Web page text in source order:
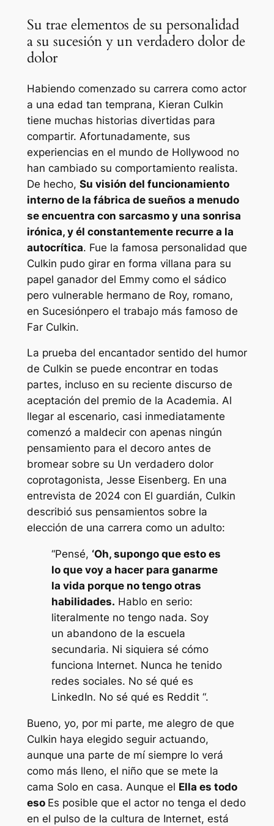
Su trae elementos de su personalidad
a su sucesión y un verdadero dolor de
dolor
Habiendo comenzado su carrera como actor
a una edad tan temprana, Kieran Culkin
tiene muchas historias divertidas para
compartir. Afortunadamente, sus
experiencias en el mundo de Hollywood no
han cambiado su comportamiento realista.
De hecho, Su visión del funcionamiento
interno de la fábrica de sueños a menudo
se encuentra con sarcasmo y una sonrisa
irónica, y él constantemente recurre a la
autocrítica. Fue la famosa personalidad que
Culkin pudo girar en forma villana para su
papel ganador del Emmy como el sádico
pero vulnerable hermano de Roy, romano,
en Sucesiónpero el trabajo más famoso de
Far Culkin.
La prueba del encantador sentido del humor
de Culkin se puede encontrar en todas
partes, incluso en su reciente discurso de
aceptación del premio de la Academia. Al
llegar al escenario, casi inmediatamente
comenzó a maldecir con apenas ningún
pensamiento para el decoro antes de
bromear sobre su Un verdadero dolor
coprotagonista, Jesse Eisenberg. En una
entrevista de 2024 con El guardián, Culkin
describió sus pensamientos sobre la
elección de una carrera como un adulto:
“Pensé, ‘Oh, supongo que esto es
lo que voy a hacer para ganarme
la vida porque no tengo otras
habilidades. Hablo en serio:
literalmente no tengo nada. Soy
un abandono de la escuela
secundaria. Ni siquiera sé cómo
funciona Internet. Nunca he tenido
redes sociales. No sé qué es
LinkedIn. No sé qué es Reddit “.
Bueno, yo, por mi parte, me alegro de que
Culkin haya elegido seguir actuando,
aunque una parte de mí siempre lo verá
como más lleno, el niño que se mete la
cama Solo en casa. Aunque el Ella es todo
eso Es posible que el actor no tenga el dedo
en el pulso de la cultura de Internet, está